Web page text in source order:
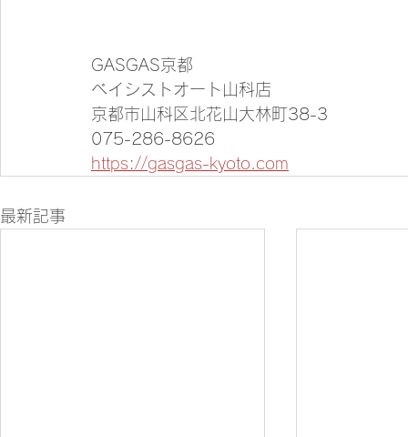
GASGAS京都
ベイシストオート山科店
京都市山科区北花山大林町38-3
075-286-8626
https://gasgas-kyoto.com
最新記事